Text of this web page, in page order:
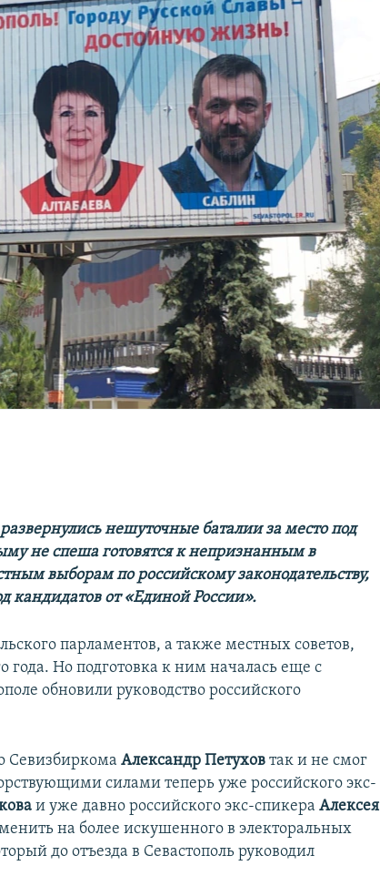
нешуточные баталии за место под
не спеша готовятся к непризнанным в
выборам по российскому законодательству,
кандидатов от «​Единой России»​.
парламентов, а также местных советов,
года. Но подготовка к ним началась еще с
обновили руководство российского
СевизбиркомаАлександр Петухов так и не смог
силами теперь уже российского экс-
и уже давно российского экс-спикераАлексея
на более искушенного в электоральных
до отъезда в Севастополь руководил